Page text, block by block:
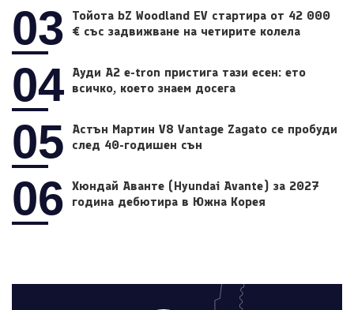
03
Тойота bZ Woodland EV стартира от 42 000
€ със задвижване на четирите колела
04 Ауди A2 e-tron пристига тази есен: ето
всичко, което знаем досега
05
Астън Мартин V8 Vantage Zagato се пробуди
след 40-годишен сън
06
Хюндай Аванте (Hyundai Avante) за 2027
година дебютира в Южна Корея